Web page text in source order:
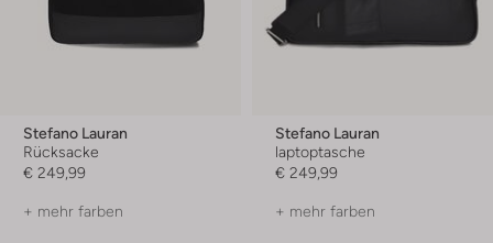
Stefano Lauran
Rücksacke
€ 249,99
+ mehr farben
Stefano Lauran
laptoptasche
€ 249,99
+ mehr farben